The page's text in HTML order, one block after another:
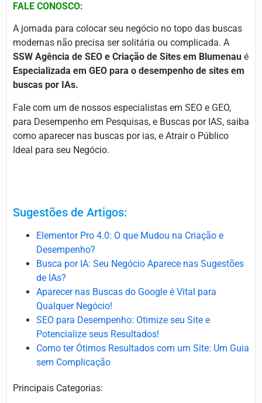
FALE CONOSCO:
A jornada para colocar seu negócio no topo das buscas
modernas não precisa ser solitária ou complicada. A
SSW Agência de SEO e Criação de Sites em Blumenau é
Especializada em GEO para o desempenho de sites em
buscas por IAs.
Fale com um de nossos especialistas em SEO e GEO,
para Desempenho em Pesquisas, e Buscas por IAS, saiba
como aparecer nas buscas por ias, e Atrair o Público
Ideal para seu Negócio.
Sugestões de Artigos:
Elementor Pro 4.0: O que Mudou na Criação e
Desempenho?
Busca por IA: Seu Negócio Aparece nas Sugestões
de IAs?
Aparecer nas Buscas do Google é Vital para
Qualquer Negócio!
SEO para Desempenho: Otimize seu Site e
Potencialize seus Resultados!
Como ter Ótimos Resultados com um Site: Um Guia
sem Complicação
Principais Categorias: